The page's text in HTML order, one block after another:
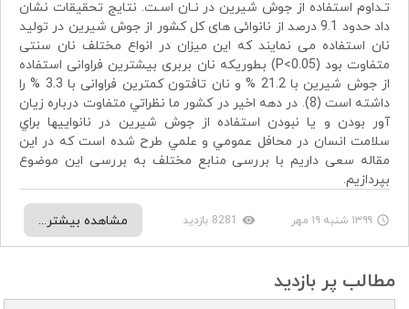
تـداوم استفاده از جوش شيرين در نـان اسـت. نتایج تحقیقات نشان
داد حدود 9.1 درصد از نانوائی های کل کشور از جوش شیرین در تولید
نان استفاده می نمایند که این میزان در انواع مختلف نان سنتی
متفاوت بود (P<0.05) بطوریکه نان بربری بیشترین فراوانی استفاده
از جوش شیرین با 21.2 % و نان تافتون کمترین فراوانی با 3.3 % را
داشته است (8). در دهه اخير در كشور ما نظراتي متفاوت درباره زيان
آور بودن و یا نبودن استفاده از جوش شيرين در نانواييها براي
سلامت انسان در محافل عمومي و علمي طرح شده است که در این
مقاله سعی داریم با بررسی منابع مختلف به بررسی این موضوع
بپردازیم.
access_time ۱۳۹۹ شنبه ۱۹ مهر remove_red_eye 8281 بازدید مشاهده بیشتر...
مطالب پر بازدید